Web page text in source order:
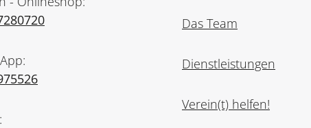
Das Team
Dienstleistungen
Verein(t) helfen!